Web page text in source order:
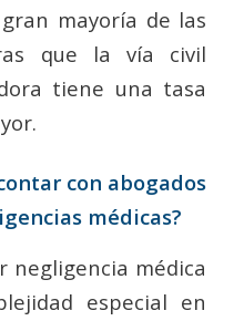
mayoría de las
que la vía civil
tiene una tasa
con abogados
médicas?
negligencia médica
especial en